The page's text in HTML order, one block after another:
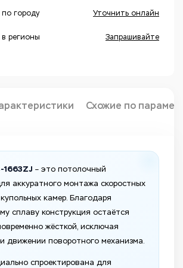
городу Уточнить онлайн
регионы Запрашивайте
Схожие по
1663ZJ – это потолочный
аккуратного монтажа скоростных
камер. Благодаря
сплаву конструкция остаётся
жёсткой, исключая
движении поворотного механизма.
спроектирована для